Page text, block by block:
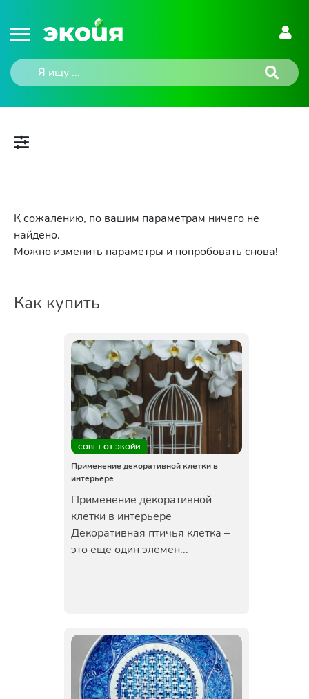
К сожалению, по вашим параметрам ничего не
найдено.
Можно изменить параметры и попробовать снова!
Как купить
СОВЕТ ОТ ЭКОЙИ
Применение декоративной клетки в
интерьере
Применение декоративной
клетки в интерьере
Декоративная птичья клетка –
это еще один элемен...